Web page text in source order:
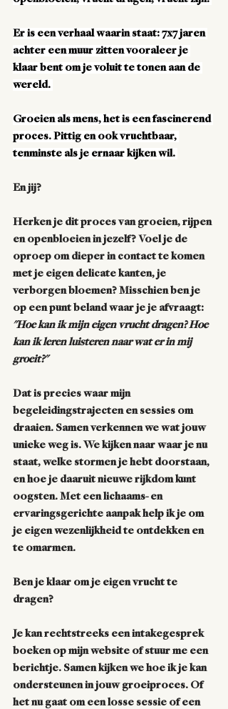
Er is een verhaal waarin staat: 7x7 jaren
achter een muur zitten vooraleer je
klaar bent om je voluit te tonen aan de
wereld.
Groeien als mens, het is een fascinerend
proces. Pittig en ook vruchtbaar,
tenminste als je ernaar kijken wil.
En jij?
Herken je dit proces van groeien, rijpen
en openbloeien in jezelf? Voel je de
oproep om dieper in contact te komen
met je eigen delicate kanten, je
verborgen bloemen? Misschien ben je
op een punt beland waar je je afvraagt:
"Hoe kan ik mijn eigen vrucht dragen? Hoe
kan ik leren luisteren naar wat er in mij
groeit?"
Dat is precies waar mijn
begeleidingstrajecten en sessies om
draaien. Samen verkennen we wat jouw
unieke weg is. We kijken naar waar je nu
staat, welke stormen je hebt doorstaan,
en hoe je daaruit nieuwe rijkdom kunt
oogsten. Met een lichaams- en
ervaringsgerichte aanpak help ik je om
je eigen wezenlijkheid te ontdekken en
te omarmen.
Ben je klaar om je eigen vrucht te
dragen?
Je kan rechtstreeks een intakegesprek
boeken op mijn website of stuur me een
berichtje. Samen kijken we hoe ik je kan
ondersteunen in jouw groeiproces. Of
het nu gaat om een losse sessie of een